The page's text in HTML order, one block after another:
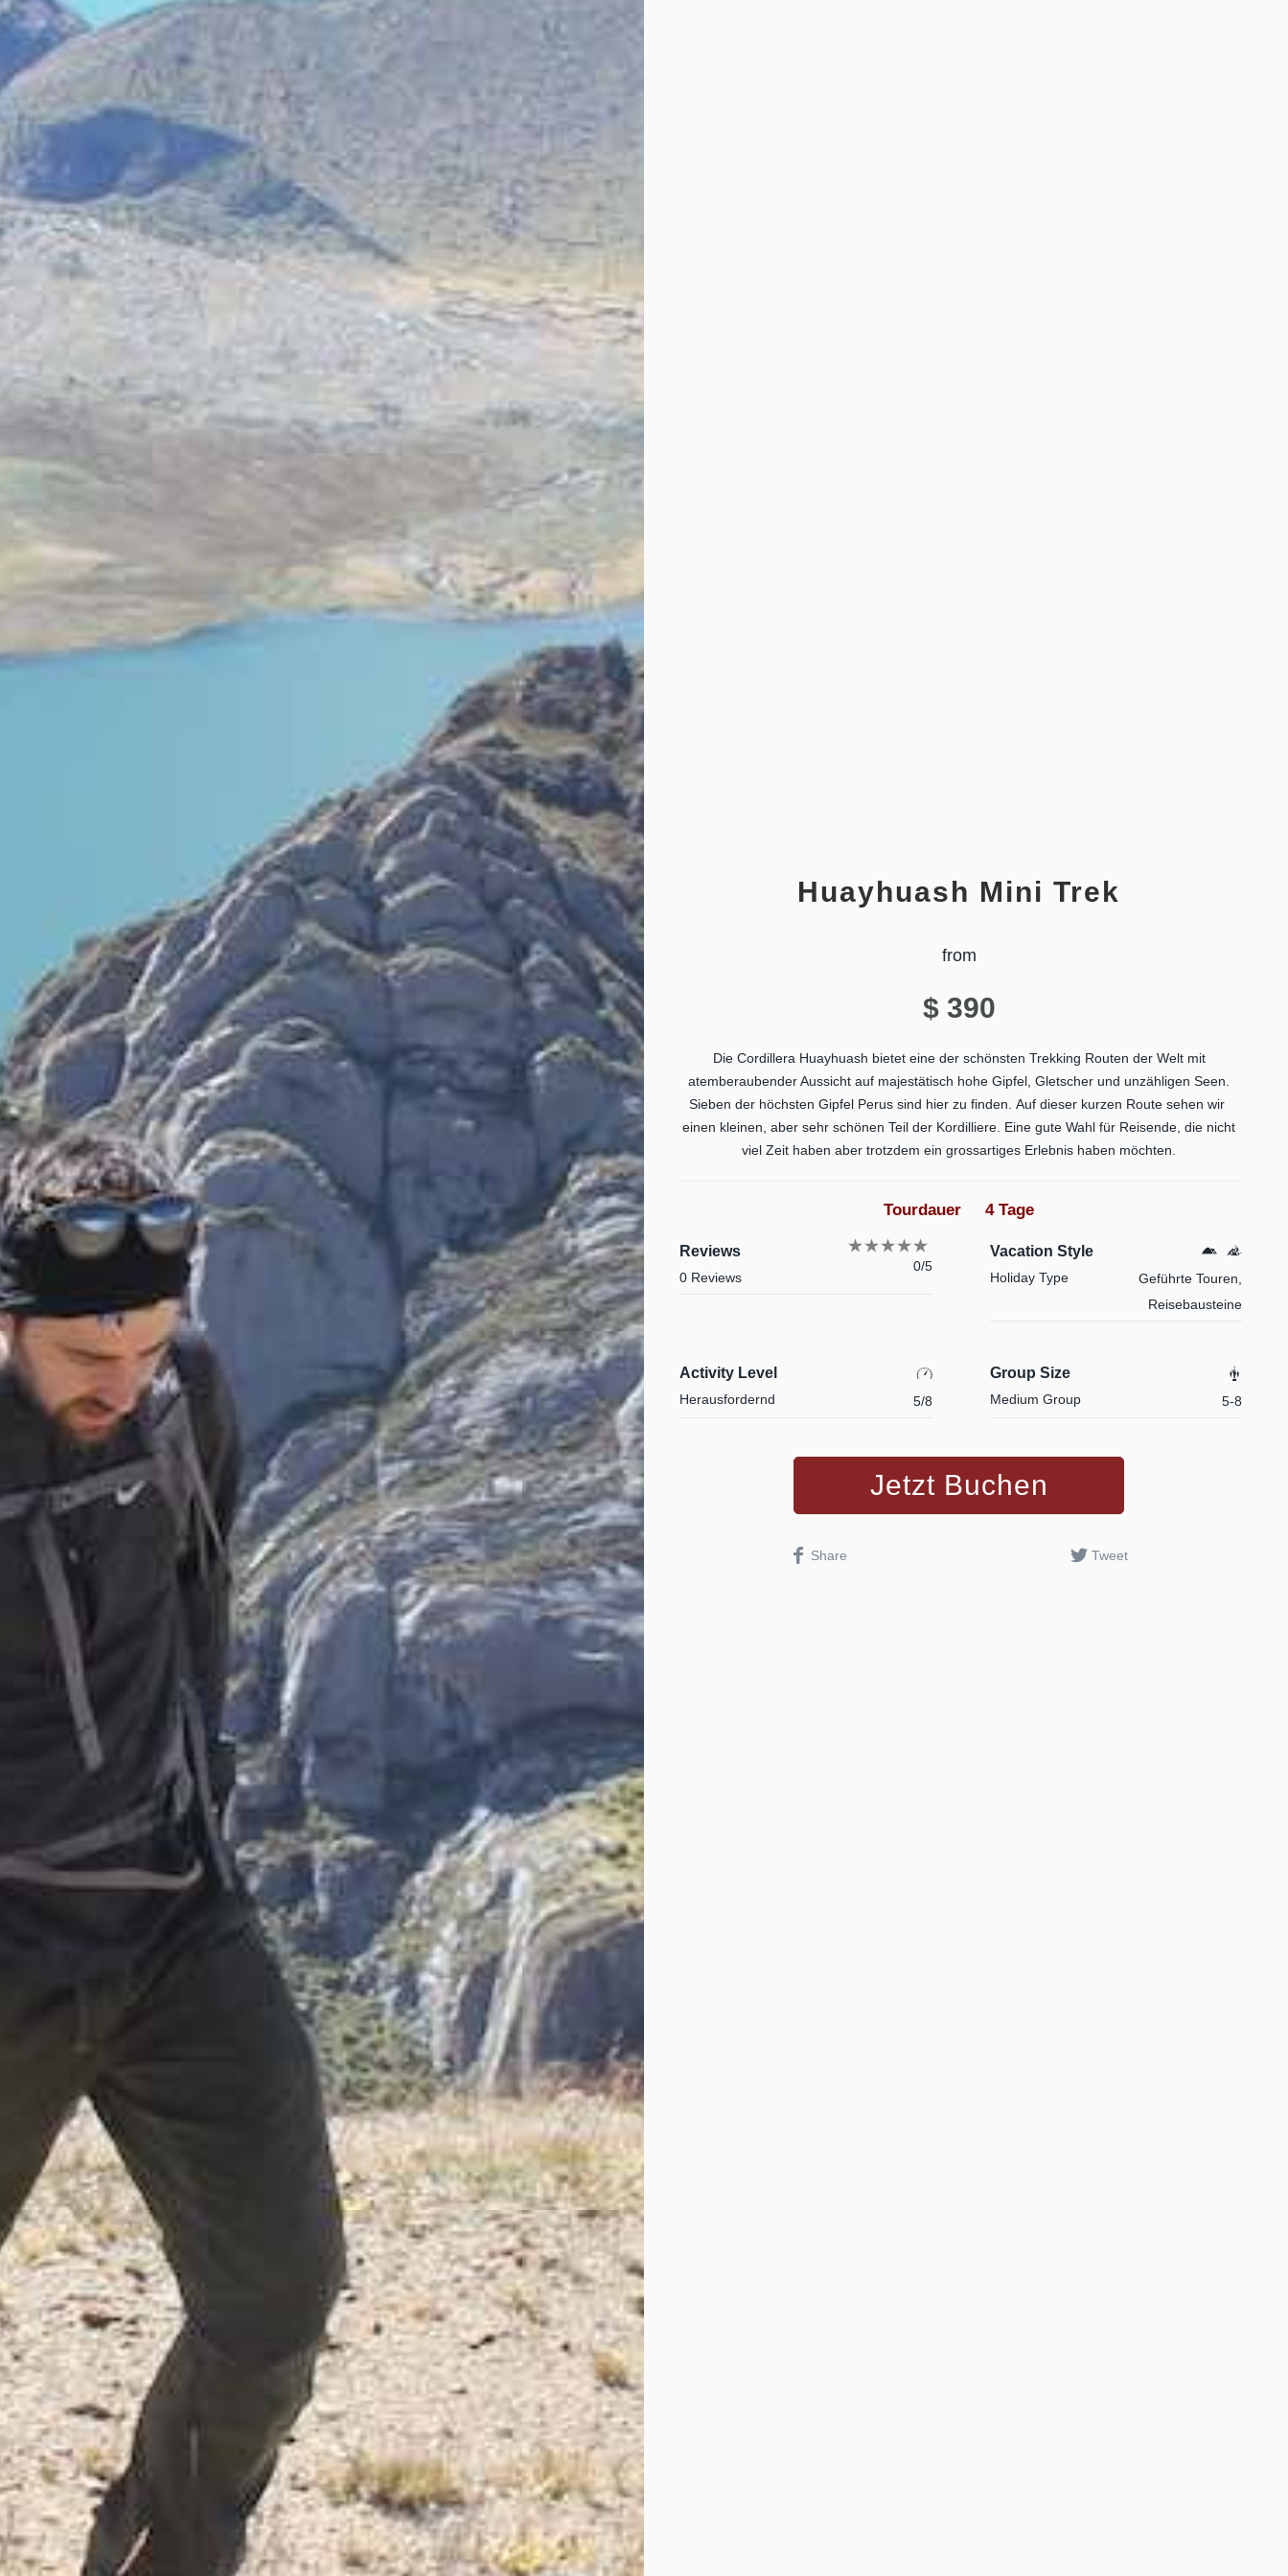
Huayhuash Mini Trek
from
$ 390
Die Cordillera Huayhuash bietet eine der schönsten Trekking Routen der Welt mit
atemberaubender Aussicht auf majestätisch hohe Gipfel, Gletscher und unzähligen Seen.
Sieben der höchsten Gipfel Perus sind hier zu finden. Auf dieser kurzen Route sehen wir
einen kleinen, aber sehr schönen Teil der Kordilliere. Eine gute Wahl für Reisende, die nicht
viel Zeit haben aber trotzdem ein grossartiges Erlebnis haben möchten.
Tourdauer 4 Tage
Reviews
0 Reviews
0/5
Vacation Style
Holiday Type
Geführte Touren,
Reisebausteine
Activity Level
Herausfordernd 5/8
Group Size
Medium Group 5-8
Jetzt Buchen
Share Tweet